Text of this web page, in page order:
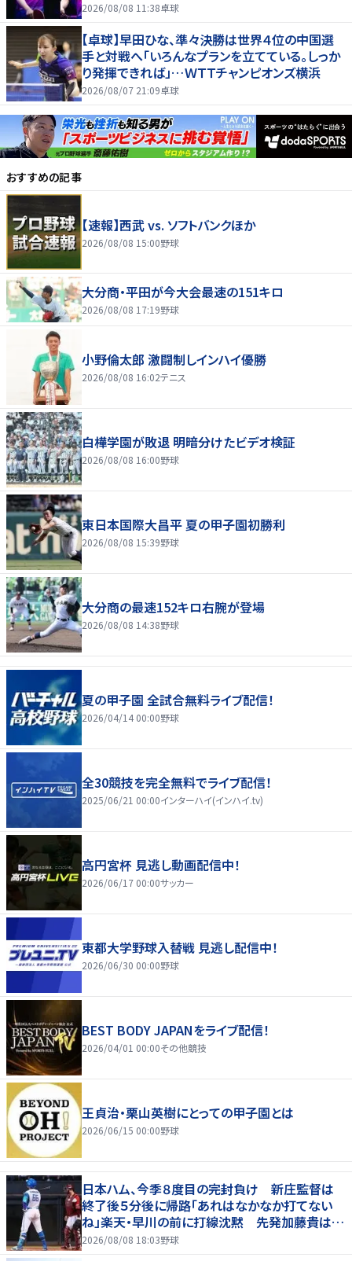
26】
2026/08/08 11:38卓球
【卓球】早田ひな、準々決勝は世界４位の中国選
手と対戦へ「いろんなプランを立てている。しっか
り発揮できれば」…ＷＴＴチャンピオンズ横浜
2026/08/07 21:09卓球
おすすめの記事
【速報】西武 vs. ソフトバンクほか
2026/08/08 15:00野球
大分商・平田が今大会最速の151キロ
2026/08/08 17:19野球
小野倫太郎 激闘制しインハイ優勝
2026/08/08 16:02テニス
白樺学園が敗退 明暗分けたビデオ検証
2026/08/08 16:00野球
東日本国際大昌平 夏の甲子園初勝利
2026/08/08 15:39野球
大分商の最速152キロ右腕が登場
2026/08/08 14:38野球
夏の甲子園 全試合無料ライブ配信！
2026/04/14 00:00野球
全30競技を完全無料でライブ配信！
2025/06/21 00:00インターハイ(インハイ.tv)
高円宮杯 見逃し動画配信中！
2026/06/17 00:00サッカー
東都大学野球入替戦 見逃し配信中！
2026/06/30 00:00野球
BEST BODY JAPANをライブ配信！
2026/04/01 00:00その他競技
王貞治・栗山英樹にとっての甲子園とは
2026/06/15 00:00野球
日本ハム、今季８度目の完封負け 新庄監督は
終了後５分後に帰路「あれはなかなか打てない
ね」楽天・早川の前に打線沈黙 先発加藤貴は連
勝が８でストップ、７回途中４失点で２敗目
2026/08/08 18:03野球